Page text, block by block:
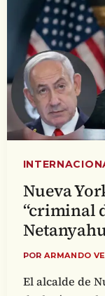
Nueva
“criminal
POR ARMANDO
El alcalde de